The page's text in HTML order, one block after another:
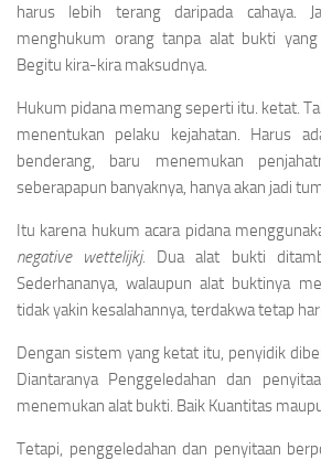
harus lebih terang daripada cahaya.
menghukum orang tanpa alat bukti
Begitu kira-kira maksudnya.
Hukum pidana memang seperti itu. ketat.
menentukan pelaku kejahatan. Harus
benderang, baru menemukan
seberapapun banyaknya, hanya akan jadi
Itu karena hukum acara pidana
negative wettelijkj. Dua alat bukti
Sederhananya, walaupun alat buktinya
tidak yakin kesalahannya, terdakwa tetap
Dengan sistem yang ketat itu, penyidik
Diantaranya Penggeledahan dan
menemukan alat bukti. Baik Kuantitas
Tetapi, penggeledahan dan penyitaan